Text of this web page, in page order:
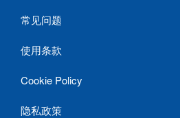
常见问题
使用条款
Cookie Policy
隐私政策